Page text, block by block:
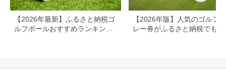
【2026年最新】ふるさと納税ゴ
ルフボールおすすめランキング
【2026年版】人気のゴルフ
レー券がふるさと納税でもら